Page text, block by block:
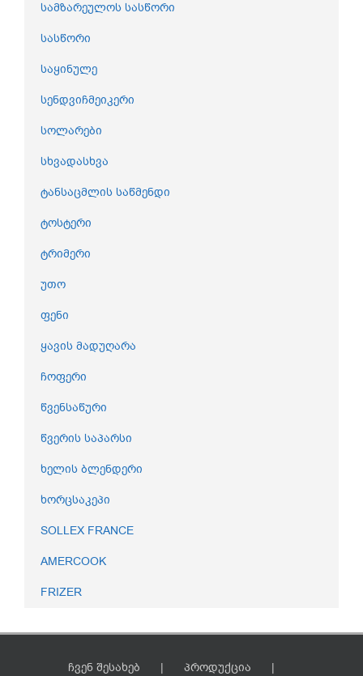
სამზარეულოს სასწორი
სასწორი
საყინულე
სენდვიჩმეიკერი
სოლარები
სხვადასხვა
ტანსაცმლის საწმენდი
ტოსტერი
ტრიმერი
უთო
ფენი
ყავის მადუღარა
ჩოფერი
წვენსაწური
წვერის საპარსი
ხელის ბლენდერი
ხორცსაკეპი
SOLLEX FRANCE
AMERCOOK
FRIZER
ჩვენ შესახებ პროდუქცია